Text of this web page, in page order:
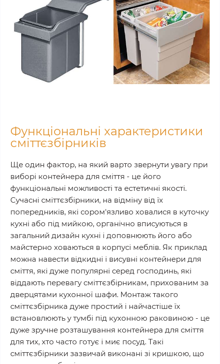
Функціональні характеристики
сміттєзбірників
Ще один фактор, на який варто звернути увагу при
виборі контейнера для сміття - це його
функціональні можливості та естетичні якості.
Сучасні сміттєзбірники, на відміну від їх
попередників, які сором'язливо ховалися в куточку
кухні або під мийкою, органічно вписуються в
загальний дизайн кухні і доповнюють його або
майстерно ховаються в корпусі меблів. Як приклад
можна навести відкидні і висувні контейнери для
сміття, які дуже популярні серед господинь, які
віддають перевагу сміттєзбірникам, прихованим за
дверцятами кухонної шафи. Монтаж такого
сміттєзбірника дуже простий і найчастіше їх
встановлюють у тумбі під кухонною раковиною - це
дуже зручне розташування контейнера для сміття
для тих, хто часто готує і миє посуд. Такі
сміттєзбірники зазвичай виконані зі кришкою, що